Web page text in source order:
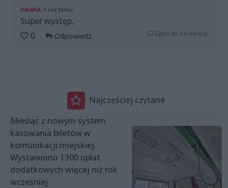
HANKA 1 rok temu
Super występ,
0
Odpowiedz Zgłoś do moderacji
Najczęściej czytane
Miesiąc z nowym system
kasowania biletów w
komunikacji miejskiej.
Wystawiono 1300 opłat
dodatkowych więcej niż rok
wcześniej